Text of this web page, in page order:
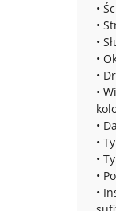
•
•
•
•
•
•
•
•
•
•
•